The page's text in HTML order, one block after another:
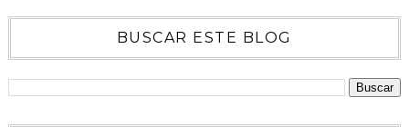
BUSCAR ESTE BLOG